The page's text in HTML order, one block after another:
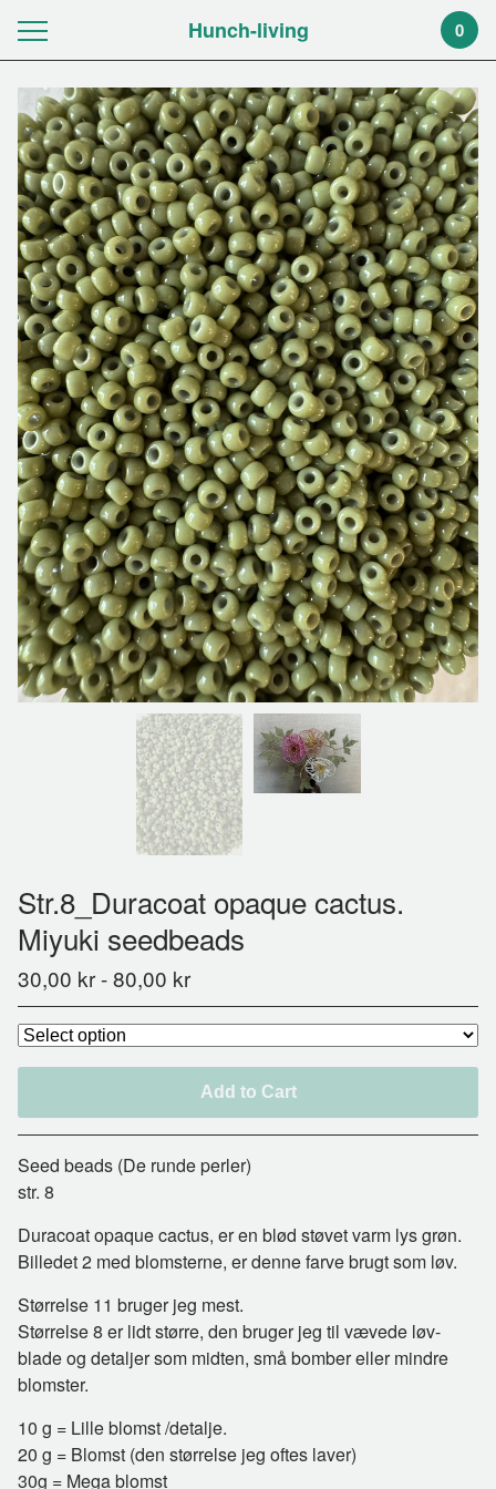
Hunch-living 0
Str.8_Duracoat opaque cactus.
Miyuki seedbeads
30,00 kr-80,00 kr
Add to Cart
Seed beads (De runde perler)
str. 8
Duracoat opaque cactus, er en blød støvet varm lys grøn.
Billedet 2 med blomsterne, er denne farve brugt som løv.
Størrelse 11 bruger jeg mest.
Størrelse 8 er lidt større, den bruger jeg til vævede løv-
blade og detaljer som midten, små bomber eller mindre
blomster.
10 g = Lille blomst /detalje.
20 g = Blomst (den størrelse jeg oftes laver)
30g = Mega blomst